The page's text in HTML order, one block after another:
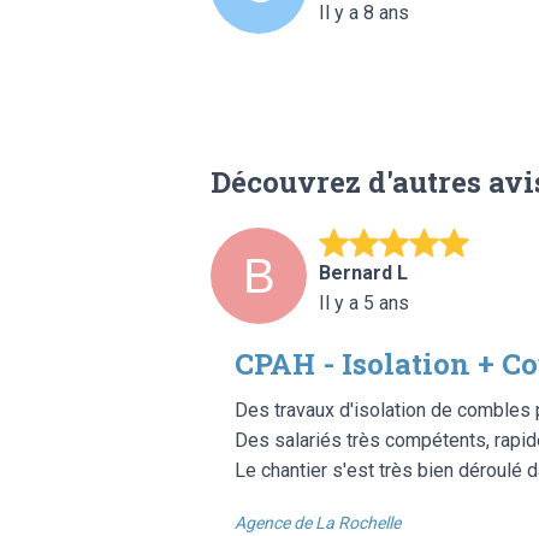
Il y a 8 ans
Découvrez d'autres
Bernard L
Il y a 5 ans
CPAH - Isolation +
Des travaux d'isolation de
Des salariés très compétents,
Le chantier s'est très bien déroulé
Agence de La Rochelle